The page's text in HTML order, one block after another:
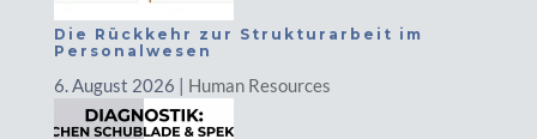
Die Rückkehr zur Strukturarbeit im
Personalwesen
6. August 2026 | Human Resources